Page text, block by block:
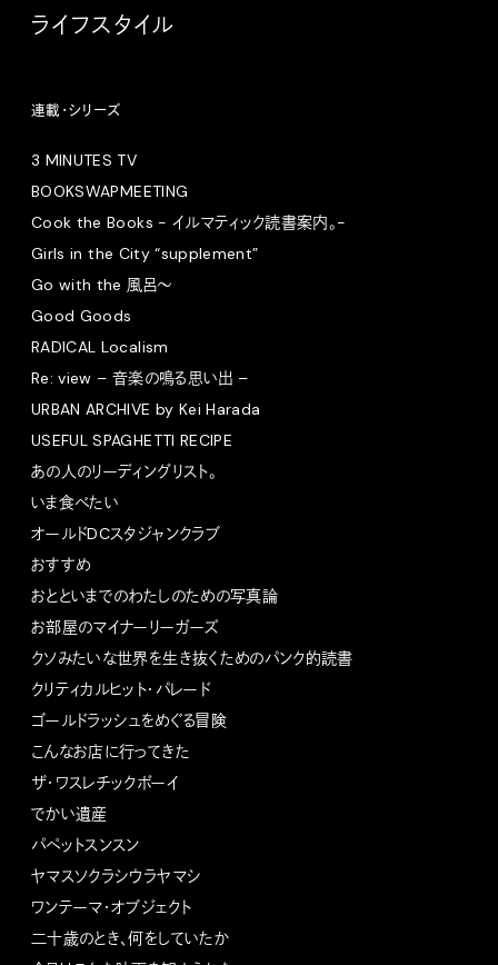
ライフスタイル
連載・シリーズ
3 MINUTES TV
BOOKSWAPMEETING
Cook the Books - イルマティック読書案内。-
Girls in the City “supplement”
Go with the 風呂〜
Good Goods
RADICAL Localism
Re: view – 音楽の鳴る思い出 –
URBAN ARCHIVE by Kei Harada
USEFUL SPAGHETTI RECIPE
あの人のリーディングリスト。
いま食べたい
オールドDCスタジャンクラブ
おすすめ
おとといまでのわたしのための写真論
お部屋のマイナーリーガーズ
クソみたいな世界を生き抜くためのパンク的読書
クリティカルヒット・パレード
ゴールドラッシュをめぐる冒険
こんなお店に行ってきた
ザ・ワスレチックボーイ
でかい遺産
パペットスンスン
ヤマスソクラシウラヤマシ
ワンテーマ・オブジェクト
二十歳のとき、何をしていたか